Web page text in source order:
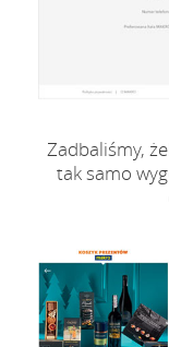
Zadbaliśmy,
tak samo